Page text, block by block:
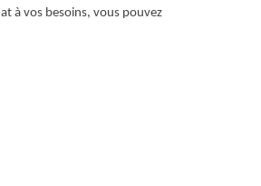
à vos besoins, vous pouvez